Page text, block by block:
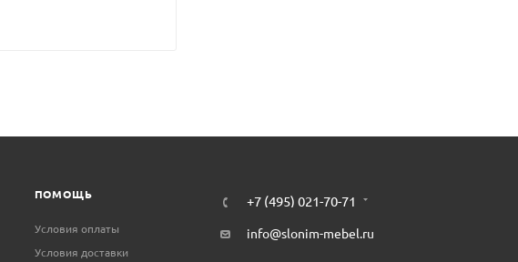
ПОМОЩЬ
Условия оплаты
Условия доставки
+7 (495) 021-70-71
info@slonim-mebel.ru